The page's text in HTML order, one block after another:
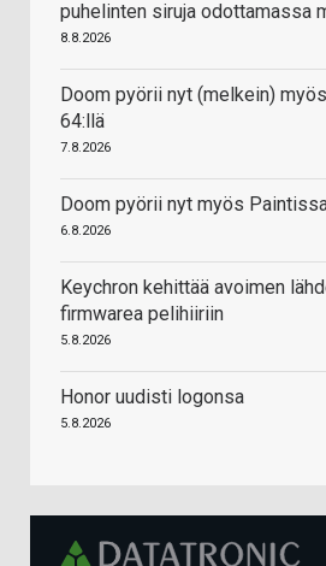
puhelinten siruja odottamassa
8.8.2026
Doom pyörii nyt (melkein)
64:llä
7.8.2026
Doom pyörii nyt myös
6.8.2026
Keychron kehittää avoimen
firmwarea pelihiiriin
5.8.2026
Honor uudisti logonsa
5.8.2026